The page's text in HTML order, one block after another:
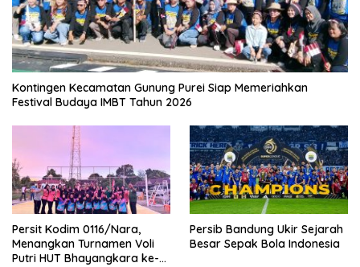
Kontingen Kecamatan Gunung Purei Siap Memeriahkan
Festival Budaya IMBT Tahun 2026
Persit Kodim 0116/Nara,
Menangkan Turnamen Voli
Putri HUT Bhayangkara ke-
Persib Bandung Ukir Sejarah
Besar Sepak Bola Indonesia